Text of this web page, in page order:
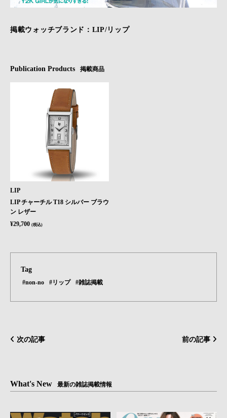
掲載ウォッチブランド：LIP/リップ
Publication Products 掲載商品
LIP
LIP チャーチル T18 シルバー ブラウ
ン レザー
¥29,700 (税込)
Tag
#non-no #リップ #雑誌掲載
次の記事 前の記事
What's New 最新の雑誌掲載情報